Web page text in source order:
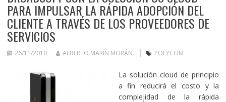
PARA IMPULSAR LA RÁPIDA ADOPCIÓN DEL
CLIENTE A TRAVÉS DE LOS PROVEEDORES DE
SERVICIOS
26/11/2010 ALBERTO MARÍN MORÁN POLYCOM
La solución cloud de principio
a fin reducirá el costo y la
complejidad de la rápida